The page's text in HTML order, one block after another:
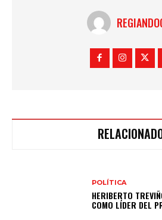
POLÍTICA
HERIBERTO
COMO LÍDER DEL